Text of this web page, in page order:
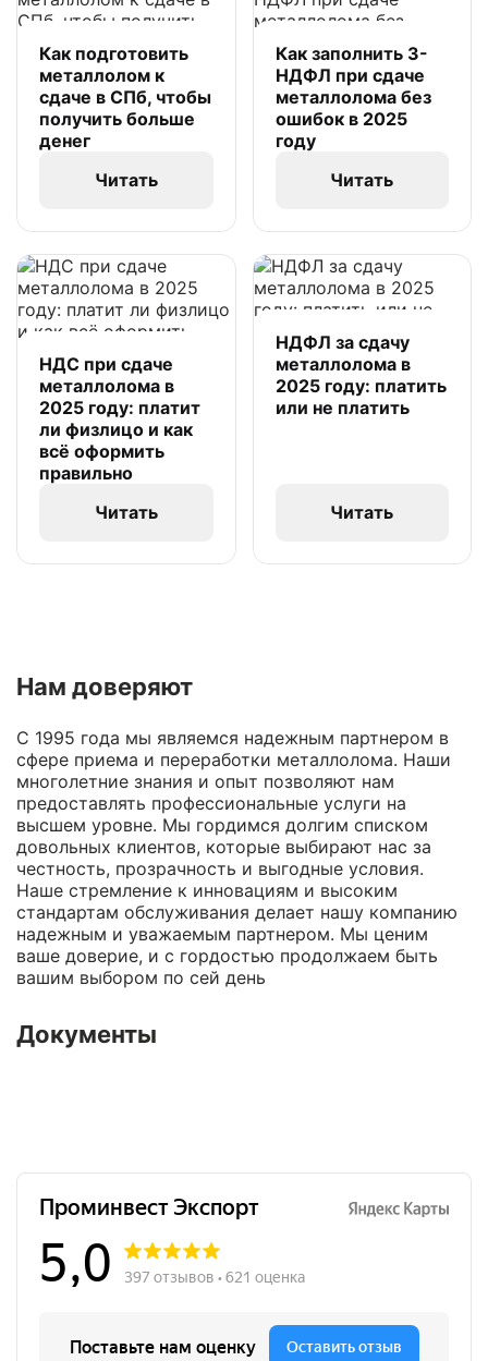
Как подготовить
металлолом к
сдаче в СПб, чтобы
получить больше
денег
Читать
Как заполнить 3-
НДФЛ при сдаче
металлолома без
ошибок в 2025
году
Читать
НДС при сдаче
металлолома в
2025 году: платит
ли физлицо и как
всё оформить
правильно
Читать
НДФЛ за сдачу
металлолома в
2025 году: платить
или не платить
Читать
Нам доверяют
С 1995 года мы являемся надежным партнером в
сфере приема и переработки металлолома. Наши
многолетние знания и опыт позволяют нам
предоставлять профессиональные услуги на
высшем уровне. Мы гордимся долгим списком
довольных клиентов, которые выбирают нас за
честность, прозрачность и выгодные условия.
Наше стремление к инновациям и высоким
стандартам обслуживания делает нашу компанию
надежным и уважаемым партнером. Мы ценим
ваше доверие, и с гордостью продолжаем быть
вашим выбором по сей день
Документы